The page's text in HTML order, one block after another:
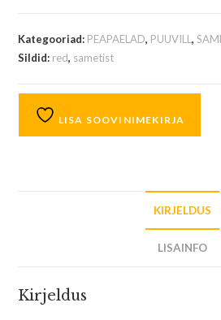
Kategooriad: PEAPAELAD, PUUVILL,
Sildid: red, sametist
LISA SOOVINIMEKIRJA
KIRJELDUS
LISAINFO
Kirjeldus